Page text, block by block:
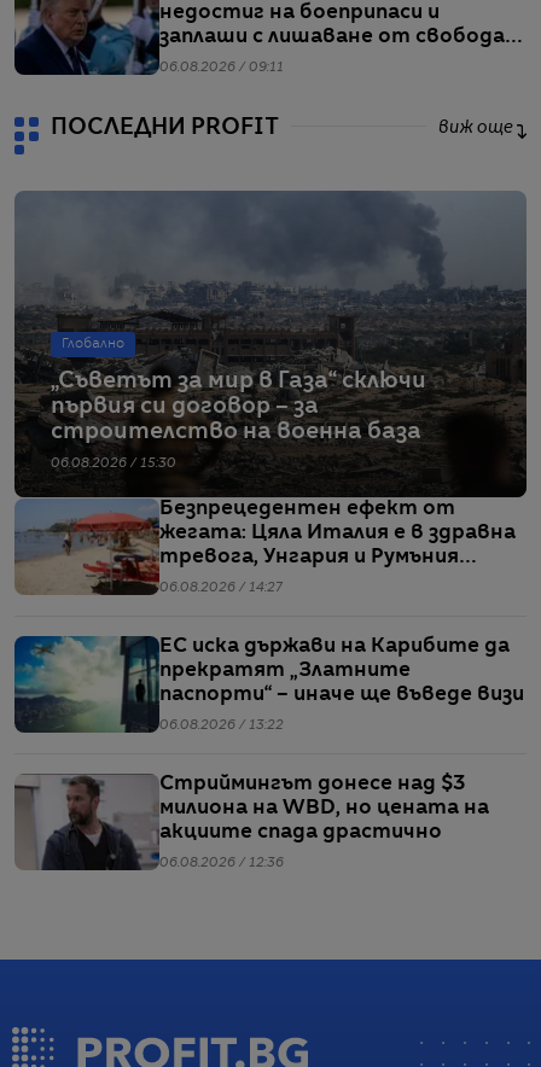
недостиг на боеприпаси и
заплаши с лишаване от свобода
хората, които разпространяват
06.08.2026 / 09:11
ПОСЛЕДНИ PROFIT виж още
Глобално
„Съветът за мир в Газа“ сключи
първия си договор – за
строителство на военна база
06.08.2026 / 15:30
Безпрецедентен ефект от
жегата: Цяла Италия е в здравна
тревога, Унгария и Румъния
пестят електричество
06.08.2026 / 14:27
ЕС иска държави на Карибите да
прекратят „Златните
паспорти“ – иначе ще въведе визи
06.08.2026 / 13:22
Стриймингът донесе над $3
милиона на WBD, но цената на
акциите спада драстично
06.08.2026 / 12:36